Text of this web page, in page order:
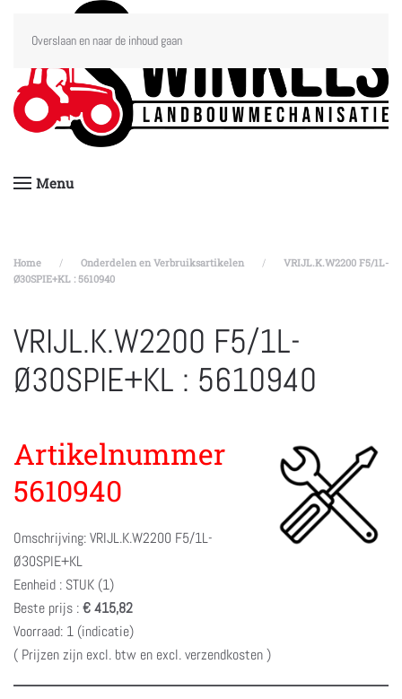
Overslaan en naar de inhoud gaan
Menu
Home Onderdelen en Verbruiksartikelen
VRIJL.K.W2200 F5/1L-
Ø30SPIE+KL : 5610940
VRIJL.K.W2200 F5/1L-
Ø30SPIE+KL : 5610940
Artikelnummer
5610940
Omschrijving: VRIJL.K.W2200 F5/1L-
Ø30SPIE+KL
Eenheid : STUK (1)
Beste prijs :€ 415,82
Voorraad: 1 (indicatie)
( Prijzen zijn excl. btw en excl. verzendkosten )